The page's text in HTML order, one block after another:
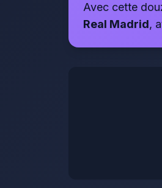
Avec cette
Real Madrid,